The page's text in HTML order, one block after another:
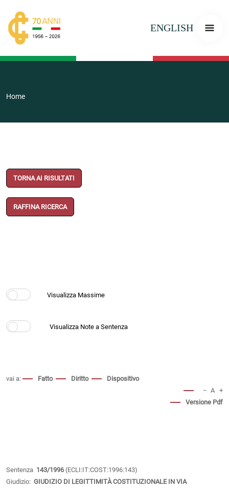
ENGLISH
Home
TORNA AI RISULTATI
RAFFINA RICERCA
vai a: Fatto Diritto
Dispositivo
− A +
Versione Pdf
Sentenza 143/1996(ECLI:IT:COST:1996:143)
Giudizio: GIUDIZIO DI LEGITTIMITÀ COSTITUZIONALE IN VIA